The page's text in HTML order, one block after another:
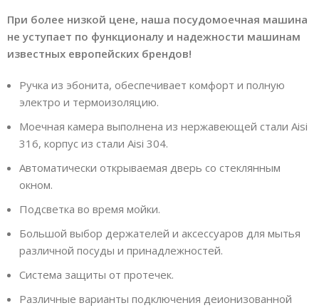
При более низкой цене, наша посудомоечная машина
не уступает по функционалу и надежности машинам
известных европейских брендов!
Ручка из эбонита, обеспечивает комфорт и полную
электро и термоизоляцию.
Моечная камера выполнена из нержавеющей стали Aisi
316, корпус из стали Aisi 304.
Автоматически открываемая дверь со стеклянным
окном.
Подсветка во время мойки.
Большой выбор держателей и аксессуаров для мытья
различной посуды и принадлежностей.
Система защиты от протечек.
Различные варианты подключения деионизованной